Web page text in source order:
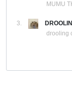
MUMU
3.
drooling